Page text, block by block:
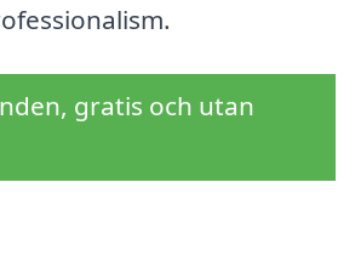
gratis och utan